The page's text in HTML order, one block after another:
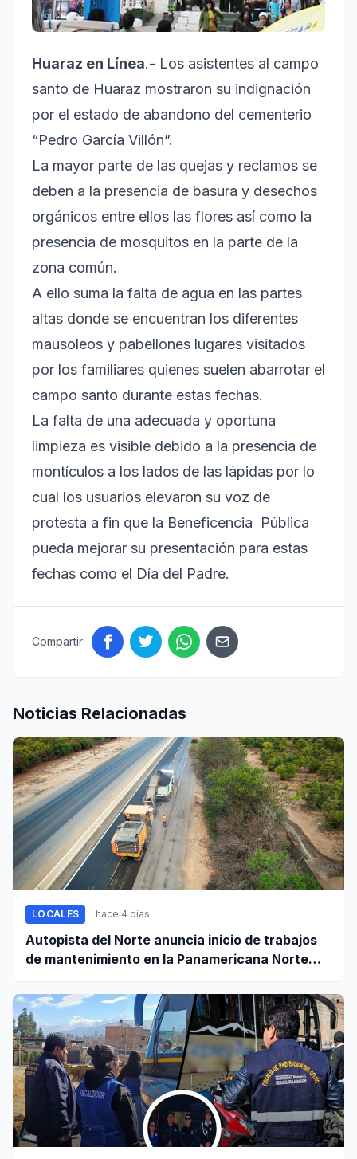
Huaraz en Línea.- Los asistentes al campo
santo de Huaraz mostraron su indignación
por el estado de abandono del cementerio
“Pedro García Villón”.
La mayor parte de las quejas y reclamos se
deben a la presencia de basura y desechos
orgánicos entre ellos las flores así como la
presencia de mosquitos en la parte de la
zona común.
A ello suma la falta de agua en las partes
altas donde se encuentran los diferentes
mausoleos y pabellones lugares visitados
por los familiares quienes suelen abarrotar el
campo santo durante estas fechas.
La falta de una adecuada y oportuna
limpieza es visible debido a la presencia de
montículos a los lados de las lápidas por lo
cual los usuarios elevaron su voz de
protesta a fin que la Beneficencia Pública
pueda mejorar su presentación para estas
fechas como el Día del Padre.
Compartir:
Noticias Relacionadas
LOCALES hace 4 días
Autopista del Norte anuncia inicio de trabajos
de mantenimiento en la Panamericana Norte